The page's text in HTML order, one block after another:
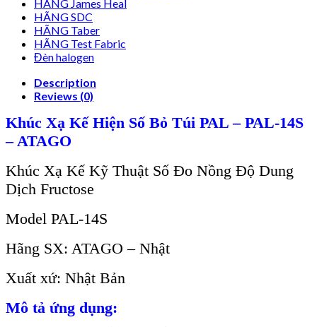
HÃNG James Heal
HÃNG SDC
HÃNG Taber
HÃNG Test Fabric
Đèn halogen
Description
Reviews (0)
Khúc Xạ Kế Hiện Số Bỏ Túi PAL – PAL-14S
– ATAGO
Khúc Xạ Kế Kỹ Thuật Số Đo Nồng Độ Dung
Dịch Fructose
Model PAL-14S
Hãng SX: ATAGO – Nhật
Xuất xứ: Nhật Bản
Mô tả ứng dụng: